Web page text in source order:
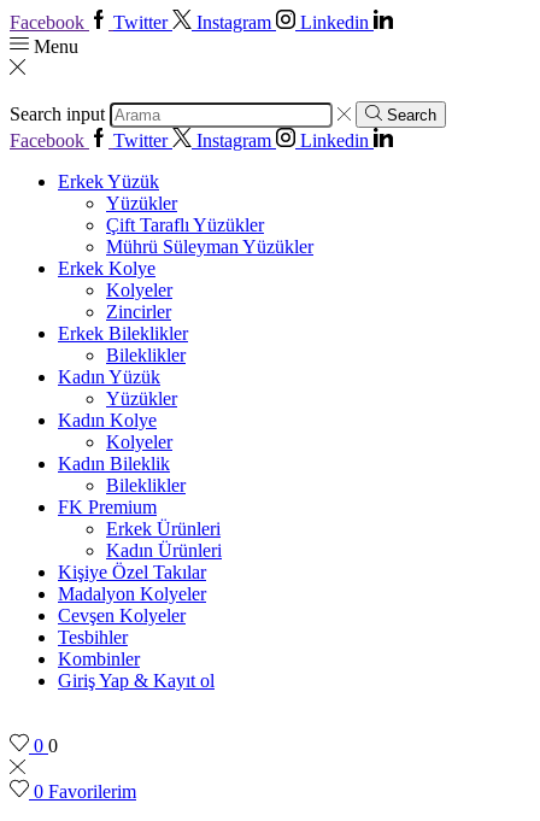
Facebook Twitter Instagram
Linkedin
Menu
Search input Search
Facebook Twitter Instagram
Linkedin
Erkek Yüzük
Yüzükler
Çift Taraflı Yüzükler
Mührü Süleyman Yüzükler
Erkek Kolye
Kolyeler
Zincirler
Erkek Bileklikler
Bileklikler
Kadın Yüzük
Yüzükler
Kadın Kolye
Kolyeler
Kadın Bileklik
Bileklikler
FK Premium
Erkek Ürünleri
Kadın Ürünleri
Kişiye Özel Takılar
Madalyon Kolyeler
Cevşen Kolyeler
Tesbihler
Kombinler
Giriş Yap & Kayıt ol
0 0
0 Favorilerim